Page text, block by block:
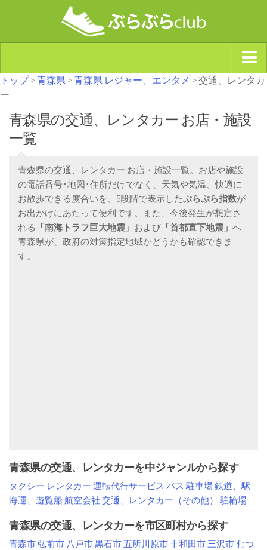
ジャンルから探す
南海トラフ巨大地震・首都直下型地震
トップ >青森県 >青森県 レジャー、エンタメ > 交通、レンタカ
ー
青森県の交通、レンタカー お店・施設
一覧
青森県の交通、レンタカー お店・施設一覧。お店や施設
の電話番号･地図･住所だけでなく、天気や気温、快適に
お散歩できる度合いを、5段階で表示したぶらぶら指数が
お出かけにあたって便利です。また、今後発生が想定さ
れる 「南海トラフ巨大地震」 および 「首都直下地震」 へ
青森県が、政府の対策指定地域かどうかも確認できま
す。
青森県の交通、レンタカーを中ジャンルから探す
タクシー レンタカー 運転代行サービス バス 駐車場鉄道、駅
海運、遊覧船航空会社 交通、レンタカー（その他） 駐輪場
青森県の交通、レンタカーを市区町村から探す
青森市弘前市 八戸市黒石市 五所川原市十和田市三沢市むつ